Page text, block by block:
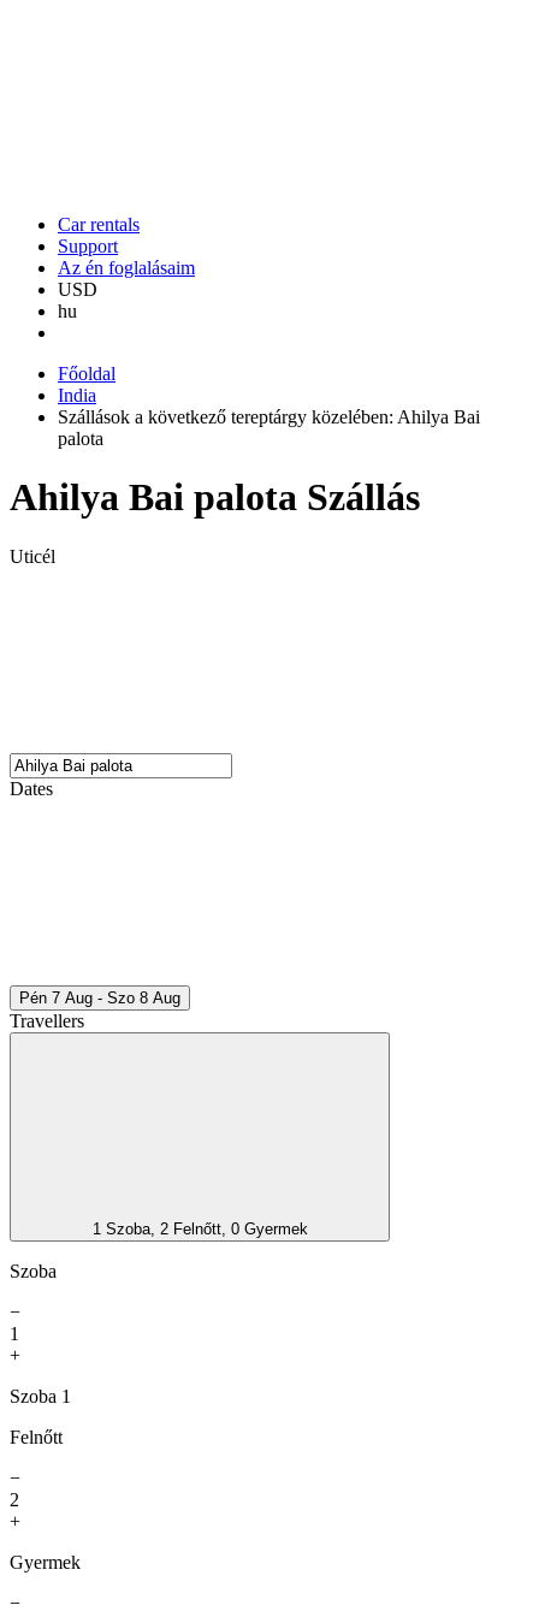
Car rentals
Support
Az én foglalásaim
USD
hu
Főoldal
India
Szállások a következő tereptárgy közelében: Ahilya Bai
palota
Ahilya Bai palota Szállás
Uticél
Dates
Pén 7 Aug - Szo 8 Aug
Travellers
1 Szoba, 2 Felnőtt, 0 Gyermek
Szoba
−
1
+
Szoba 1
Felnőtt
−
2
+
Gyermek
−